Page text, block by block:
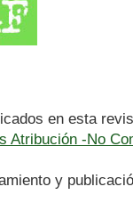
en esta
Atribución -No
y